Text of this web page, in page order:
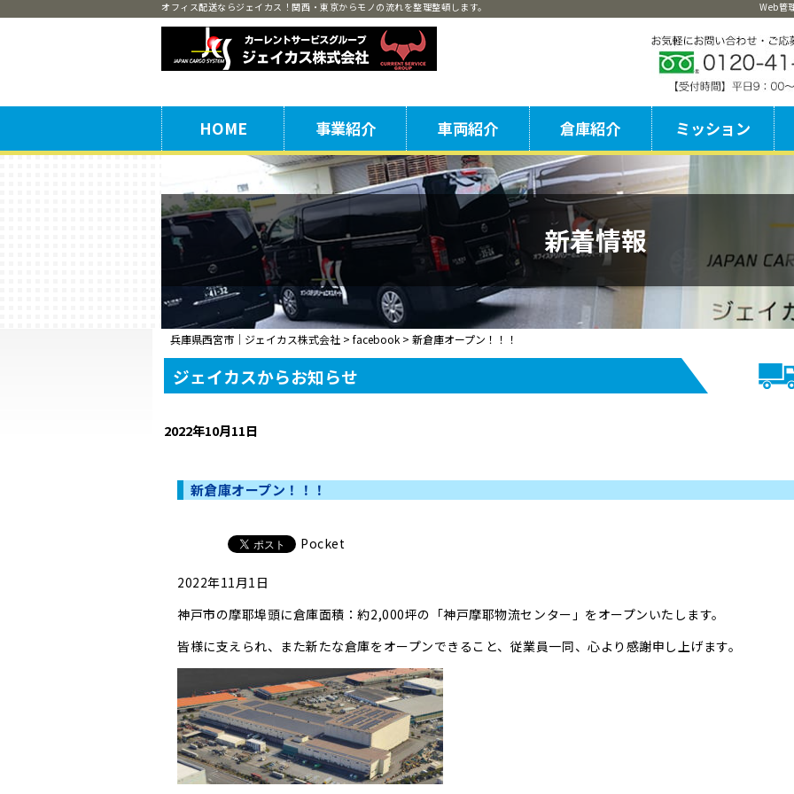
オフィス配送ならジェイカス！関西・東京からモノの流れを整理整頓します。 Web管
HOME 事業紹介
オフィス配送
機密文書保管
出張細断
車両紹介 倉庫紹介
流通加工
ミッション
新着情報
兵庫県西宮市｜ジェイカス株式会社 > facebook > 新倉庫オープン！！！
ジェイカスからお知らせ
2022年10月11日
新倉庫オープン！！！
Pocket
2022年11月1日
神戸市の摩耶埠頭に倉庫面積：約2,000坪の「神戸摩耶物流センター」をオープンいたします。
皆様に支えられ、また新たな倉庫をオープンできること、従業員一同、心より感謝申し上げます。